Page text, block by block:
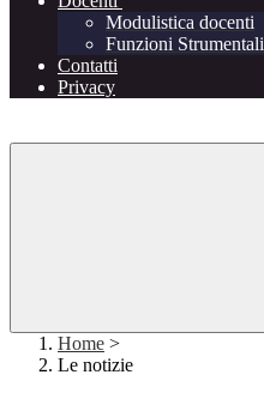
Modulistica docenti
Funzioni Strumentali
Contatti
Privacy
Home >
Le notizie